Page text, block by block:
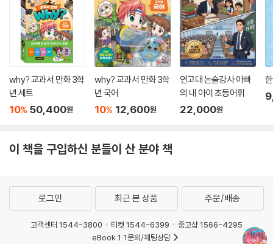
why? 교과서 만화 3학
년 세트
10% 50,400원
why? 교과서 만화 3학
년 국어
10% 12,600원
연고대 논술강사 아빠
의 내 아이 초등어휘
22,000원
이 책을 구입하신 분들이 산 분야 책
로그인 최근 본 상품 주문/배송
고객센터 1544-3800 티켓 1544-6399
중고샵 1566-4295
eBook 1:1문의/채팅상담